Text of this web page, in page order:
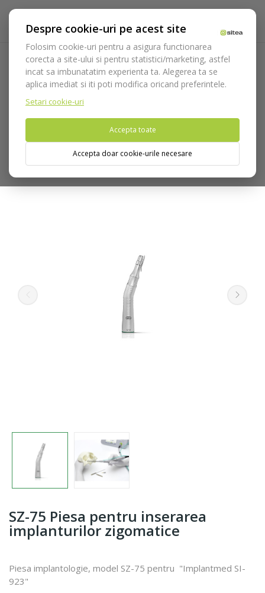
Despre cookie-uri pe acest site
Folosim cookie-uri pentru a asigura functionarea
corecta a site-ului si pentru statistici/marketing, astfel
incat sa imbunatatim experienta ta. Alegerea ta se
aplica imediat si iti poti modifica oricand preferintele.
Setari cookie-uri
Accepta toate
Accepta doar cookie-urile necesare
Acasa Echipamente Piese de mana
Piese contraunghi
Piese cu reductie
SZ-75 Piesa pentru inserarea
implanturilor zigomatice
Nu puteti plasa comenzi din tara din care accesati website-ul
(United States).
SZ-75 Piesa pentru inserarea
implanturilor zigomatice
Piesa implantologie, model SZ-75 pentru "Implantmed SI-
923"